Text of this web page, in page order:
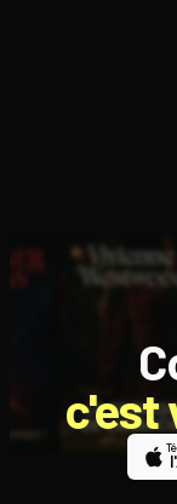
c'est